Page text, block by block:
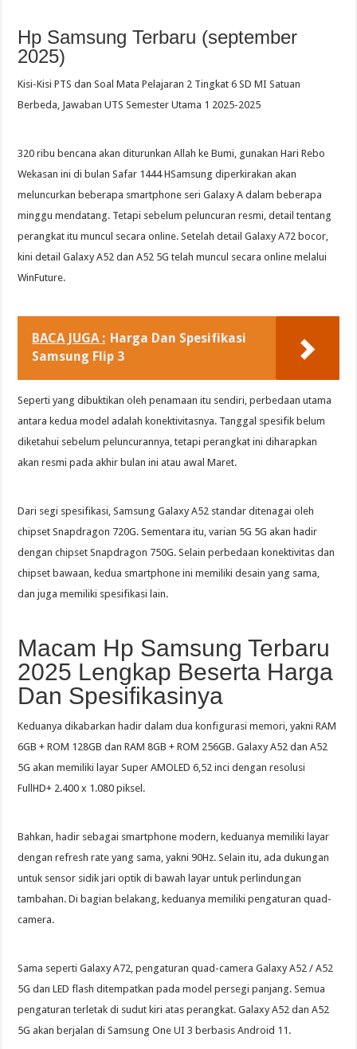
Hp Samsung Terbaru (september
2025)
Kisi-Kisi PTS dan Soal Mata Pelajaran 2 Tingkat 6 SD MI Satuan
Berbeda, Jawaban UTS Semester Utama 1 2025-2025
320 ribu bencana akan diturunkan Allah ke Bumi, gunakan Hari Rebo
Wekasan ini di bulan Safar 1444 HSamsung diperkirakan akan
meluncurkan beberapa smartphone seri Galaxy A dalam beberapa
minggu mendatang. Tetapi sebelum peluncuran resmi, detail tentang
perangkat itu muncul secara online. Setelah detail Galaxy A72 bocor,
kini detail Galaxy A52 dan A52 5G telah muncul secara online melalui
WinFuture.
BACA JUGA : Harga Dan Spesifikasi
Samsung Flip 3
Seperti yang dibuktikan oleh penamaan itu sendiri, perbedaan utama
antara kedua model adalah konektivitasnya. Tanggal spesifik belum
diketahui sebelum peluncurannya, tetapi perangkat ini diharapkan
akan resmi pada akhir bulan ini atau awal Maret.
Dari segi spesifikasi, Samsung Galaxy A52 standar ditenagai oleh
chipset Snapdragon 720G. Sementara itu, varian 5G 5G akan hadir
dengan chipset Snapdragon 750G. Selain perbedaan konektivitas dan
chipset bawaan, kedua smartphone ini memiliki desain yang sama,
dan juga memiliki spesifikasi lain.
Macam Hp Samsung Terbaru
2025 Lengkap Beserta Harga
Dan Spesifikasinya
Keduanya dikabarkan hadir dalam dua konfigurasi memori, yakni RAM
6GB + ROM 128GB dan RAM 8GB + ROM 256GB. Galaxy A52 dan A52
5G akan memiliki layar Super AMOLED 6,52 inci dengan resolusi
FullHD+ 2.400 x 1.080 piksel.
Bahkan, hadir sebagai smartphone modern, keduanya memiliki layar
dengan refresh rate yang sama, yakni 90Hz. Selain itu, ada dukungan
untuk sensor sidik jari optik di bawah layar untuk perlindungan
tambahan. Di bagian belakang, keduanya memiliki pengaturan quad-
camera.
Sama seperti Galaxy A72, pengaturan quad-camera Galaxy A52 / A52
5G dan LED flash ditempatkan pada model persegi panjang. Semua
pengaturan terletak di sudut kiri atas perangkat. Galaxy A52 dan A52
5G akan berjalan di Samsung One UI 3 berbasis Android 11.